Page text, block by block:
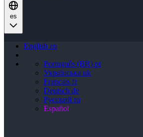
es
English en
Português (BR) pt
Українська uk
Français fr
Deutsch de
Русский ru
Español